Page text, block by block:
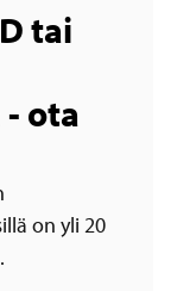
tai
ota
on yli 20